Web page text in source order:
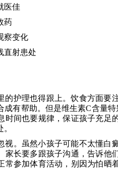
医佳
药
察变化
直射患处
的护理也得跟上。饮食方面要
成有帮助。但是维生素C含量
时间也要规律，保证孩子充足
视。虽然小孩子可能不太懂白
家长要多跟孩子沟通，告诉他
常参加体育活动，别因为怕晒